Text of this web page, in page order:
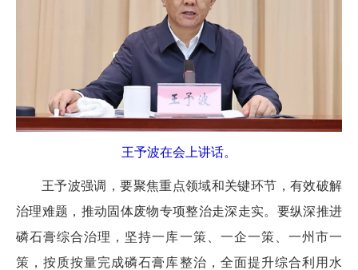
王予波在会上讲话。
王予波强调，要聚焦重点领域和关键环节，有效破解
治理难题，推动固体废物专项整治走深走实。要纵深推进
磷石膏综合治理，坚持一库一策、一企一策、一州市一
策，按质按量完成磷石膏库整治，全面提升综合利用水